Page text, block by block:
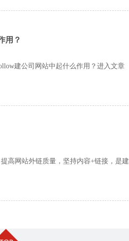
用？
建公司网站中起什么作用？进入文章
高网站外链质量，坚持内容+链接，是建